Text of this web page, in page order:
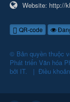
Website: http://
QR-code
© Bản quyền thuộc
Phát triển Văn hóa
bởi IT. | Điều